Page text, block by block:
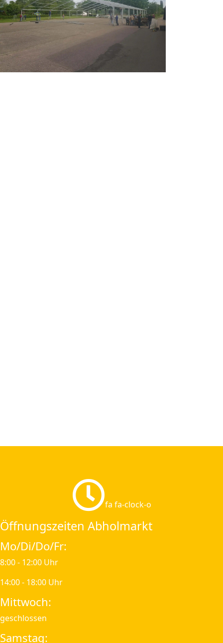
fa fa-clock-o
Öffnungszeiten Abholmarkt
Mo/Di/Do/Fr:
8:00 - 12:00 Uhr
14:00 - 18:00 Uhr
Mittwoch:
geschlossen
Samstag: